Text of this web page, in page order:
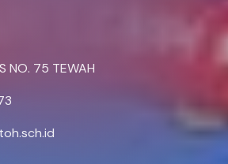
NO. 75 TEWAH